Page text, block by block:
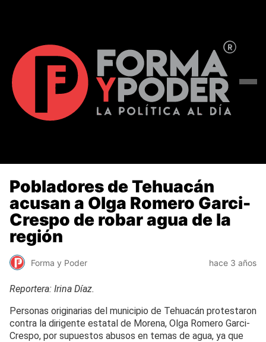
Pobladores de Tehuacán
acusan a Olga Romero Garci-
Crespo de robar agua de la
región
Forma y Poder hace 3 años
Reportera: Irina Díaz.
Personas originarias del municipio de Tehuacán protestaron
contra la dirigente estatal de Morena, Olga Romero Garci-
Crespo, por supuestos abusos en temas de agua, ya que